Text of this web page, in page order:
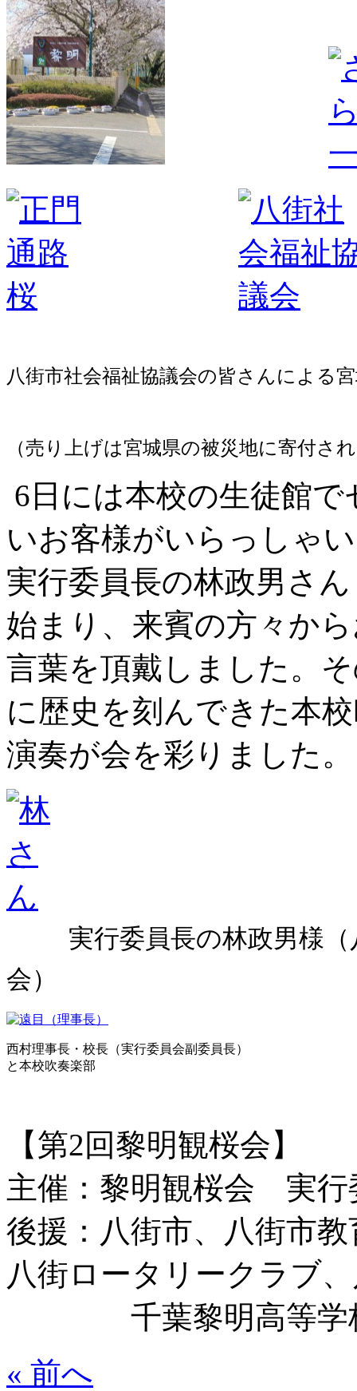
八街市社会福祉協議会の皆さんによる
（売り上げは宮城県の被災地に寄付さ
6日には本校の生徒館
いお客様がいらっしゃ
実行委員長の林政男さ
始まり、来賓の方々か
言葉を頂戴しました。
に歴史を刻んできた本
演奏が会を彩りました。
実行委員長の林政男様
会）
西村理事長・校長（実行委員会副委員長）
と本校吹奏楽部
【第2回黎明観桜会】
主催：黎明観桜会 実行
後援：八街市、八街市
八街ロータリークラブ
千葉黎明高等学校
« 前へ